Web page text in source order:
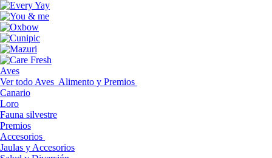
Aves
Ver todo Aves Alimento y Premios
Canario
Loro
Fauna silvestre
Premios
Accesorios
Jaulas y Accesorios